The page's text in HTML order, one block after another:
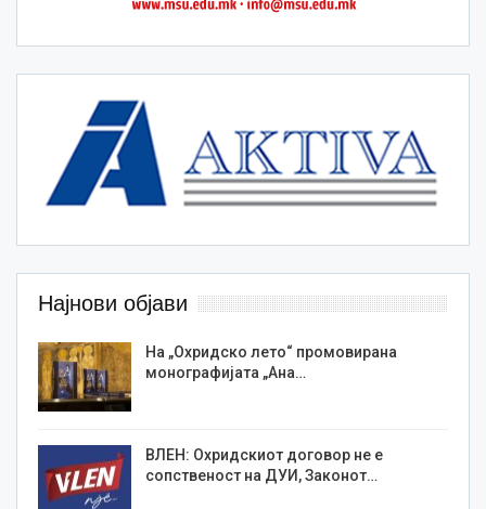
Најнови објави
На „Охридско лето“ промовирана
монографијата „Ана…
ВЛЕН: Охридскиот договор не е
сопственост на ДУИ, Законот…